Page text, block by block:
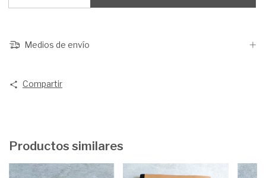
Medios de envío
Compartir
Productos similares